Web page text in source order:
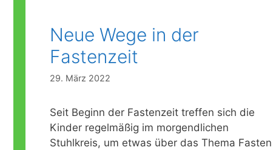
Neue Wege in der
Fastenzeit
29. März 2022
Seit Beginn der Fastenzeit treffen sich die
Kinder regelmäßig im morgendlichen
Stuhlkreis, um etwas über das Thema Fasten